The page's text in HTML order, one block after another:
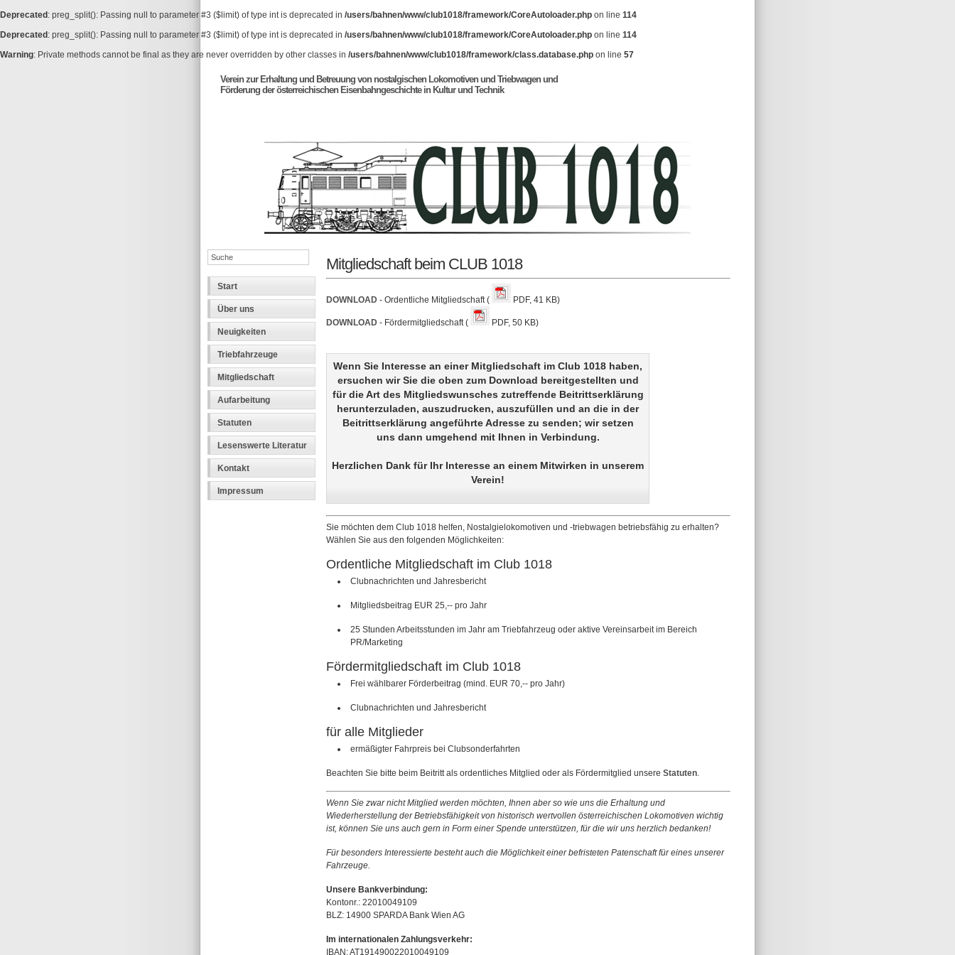
Deprecated : preg_split(): Passing null to parameter #3 ($limit) of type int is deprecated in /users/bahnen/www/club1018/framework/CoreAutoloader.php on line 114
Deprecated : preg_split(): Passing null to parameter #3 ($limit) of type int is deprecated in /users/bahnen/www/club1018/framework/CoreAutoloader.php on line 114
Warning: Private methods cannot be final as they are never overridden by other classes in /users/bahnen/www/club1018/framework/class.database.php on line 57
Verein zur Erhaltung und Betreuung von nostalgischen Lokomotiven und Triebwagen und
Förderung der österreichischen Eisenbahngeschichte in Kultur und Technik
Start
Über uns
Neuigkeiten
Triebfahrzeuge
Mitgliedschaft
Aufarbeitung
Statuten
Lesenswerte Literatur
Kontakt
Impressum
Mitgliedschaft beim CLUB 1018
DOWNLOAD - Ordentliche Mitgliedschaft ( PDF, 41 KB)
DOWNLOAD - Fördermitgliedschaft ( PDF, 50 KB)
Wenn Sie Interesse an einer Mitgliedschaft im Club 1018 haben,
ersuchen wir Sie die oben zum Download bereitgestellten und
für die Art des Mitgliedswunsches zutreffende Beitrittserklärung
herunterzuladen, auszudrucken, auszufüllen und an die in der
Beitrittserklärung angeführte Adresse zu senden; wir setzen
uns dann umgehend mit Ihnen in Verbindung.
Herzlichen Dank für Ihr Interesse an einem Mitwirken in unserem
Verein!
Sie möchten dem Club 1018 helfen, Nostalgielokomotiven und -triebwagen betriebsfähig zu erhalten?
Wählen Sie aus den folgenden Möglichkeiten:
Ordentliche Mitgliedschaft im Club 1018
Clubnachrichten und Jahresbericht
Mitgliedsbeitrag EUR 25,-- pro Jahr
25 Stunden Arbeitsstunden im Jahr am Triebfahrzeug oder aktive Vereinsarbeit im Bereich
PR/Marketing
Fördermitgliedschaft im Club 1018
Frei wählbarer Förderbeitrag (mind. EUR 70,-- pro Jahr)
Clubnachrichten und Jahresbericht
für alle Mitglieder
ermäßigter Fahrpreis bei Clubsonderfahrten
Beachten Sie bitte beim Beitritt als ordentliches Mitglied oder als Fördermitglied unsereStatuten.
Wenn Sie zwar nicht Mitglied werden möchten, Ihnen aber so wie uns die Erhaltung und
Wiederherstellung der Betriebsfähigkeit von historisch wertvollen österreichischen Lokomotiven wichtig
ist, können Sie uns auch gern in Form einer Spende unterstützen, für die wir uns herzlich bedanken!
Für besonders Interessierte besteht auch die Möglichkeit einer befristeten Patenschaft für eines unserer
Fahrzeuge.
Unsere Bankverbindung:
Kontonr.: 22010049109
BLZ: 14900 SPARDA Bank Wien AG
Im internationalen Zahlungsverkehr:
IBAN: AT191490022010049109